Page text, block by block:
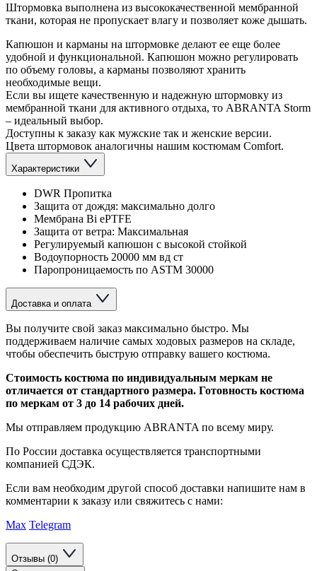
Штормовка выполнена из высококачественной мембранной
ткани, которая не пропускает влагу и позволяет коже дышать.
Капюшон и карманы на штормовке делают ее еще более
удобной и функциональной. Капюшон можно регулировать
по объему головы, а карманы позволяют хранить
необходимые вещи.
Если вы ищете качественную и надежную штормовку из
мембранной ткани для активного отдыха, то ABRANTA Storm
– идеальный выбор.
Доступны к заказу как мужские так и женские версии.
Цвета штормовок аналогичны нашим костюмам Comfort.
Характеристики
DWR Пропитка
Защита от дождя: максимально долго
Мембрана Bi ePTFE
Защита от ветра: Максимальная
Регулируемый капюшон с высокой стойкой
Водоупорность 20000 мм вд ст
Паропроницаемость по ASTM 30000
Доставка и оплата
Вы получите свой заказ максимально быстро. Мы
поддерживаем наличие самых ходовых размеров на складе,
чтобы обеспечить быструю отправку вашего костюма.
Стоимость костюма по индивидуальным меркам не
отличается от стандартного размера. Готовность костюма
по меркам от 3 до 14 рабочих дней.
Мы отправляем продукцию ABRANTA по всему миру.
По России доставка осуществляется транспортными
компанией СДЭК.
Если вам необходим другой способ доставки напишите нам в
комментарии к заказу или свяжитесь с нами:
Max Telegram
Отзывы (0)